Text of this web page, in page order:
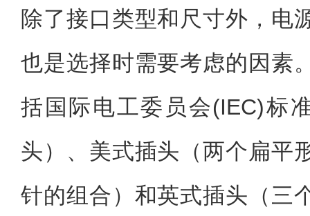
除了接口类型和尺寸外，电
也是选择时需要考虑的因素
括国际电工委员会(IEC)标
头）、美式插头（两个扁平
针的组合）和英式插头（三